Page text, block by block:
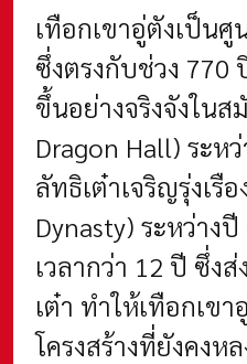
เทือกเขาอู่ตังเป็น
ซึ่งตรงกับช่วง 770
ขึ้นอย่างจริงจังในส
Dragon Hall) ระห
ลัทธิเต๋าเจริญรุ่งเ
Dynasty) ระหว่าง
เวลากว่า 12 ปี ซึ่ง
เต๋า ทำให้เทือกเข
โครงสร้างที่ยังคงห